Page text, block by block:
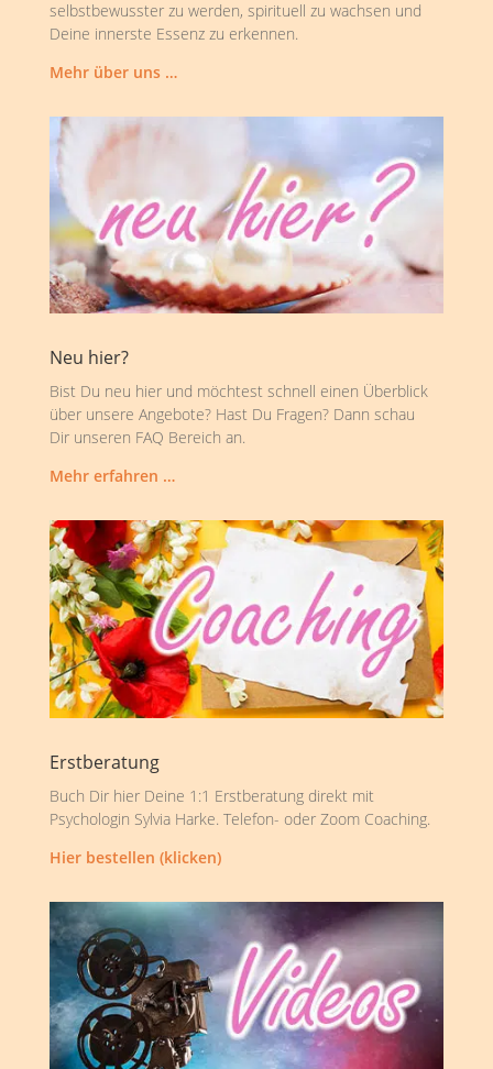
selbstbewusster zu werden, spirituell zu wachsen und
Deine innerste Essenz zu erkennen.
Mehr über uns …
Neu hier?
Bist Du neu hier und möchtest schnell einen Überblick
über unsere Angebote? Hast Du Fragen? Dann schau
Dir unseren FAQ Bereich an.
Mehr erfahren …
Erstberatung
Buch Dir hier Deine 1:1 Erstberatung direkt mit
Psychologin Sylvia Harke. Telefon- oder Zoom Coaching.
Hier bestellen (klicken)